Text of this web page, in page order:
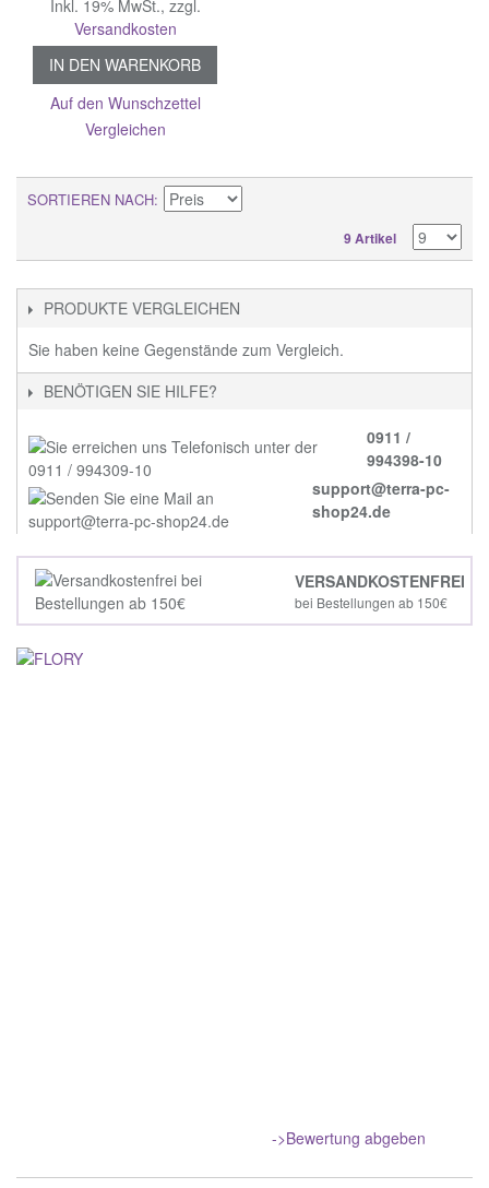
Inkl. 19% MwSt., zzgl.
Versandkosten
IN DEN WARENKORB
Auf den Wunschzettel
Vergleichen
SORTIEREN NACH
9 Artikel
PRODUKTE VERGLEICHEN
Sie haben keine Gegenstände zum Vergleich.
BENÖTIGEN SIE HILFE?
0911 /
994398-10
support@terra-pc-
shop24.de
VERSANDKOSTENFREI
bei Bestellungen ab 150€
->Bewertung abgeben